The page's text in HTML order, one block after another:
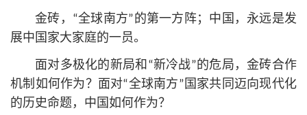
金砖，“全球南方”的第一方阵；中国，永远是发
展中国家大家庭的一员。
面对多极化的新局和“新冷战”的危局，金砖合作
机制如何作为？面对“全球南方”国家共同迈向现代化
的历史命题，中国如何作为？